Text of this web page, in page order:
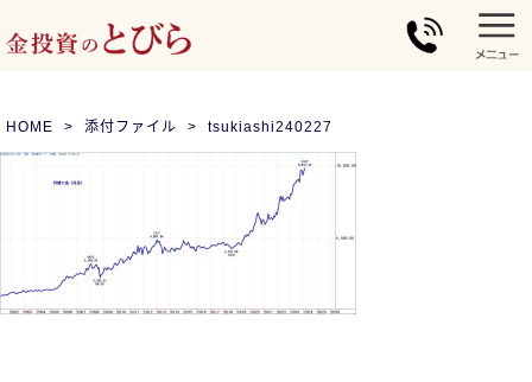
HOME 添付ファイル tsukiashi240227